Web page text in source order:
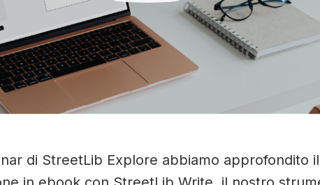
di StreetLib Explore abbiamo approfondito